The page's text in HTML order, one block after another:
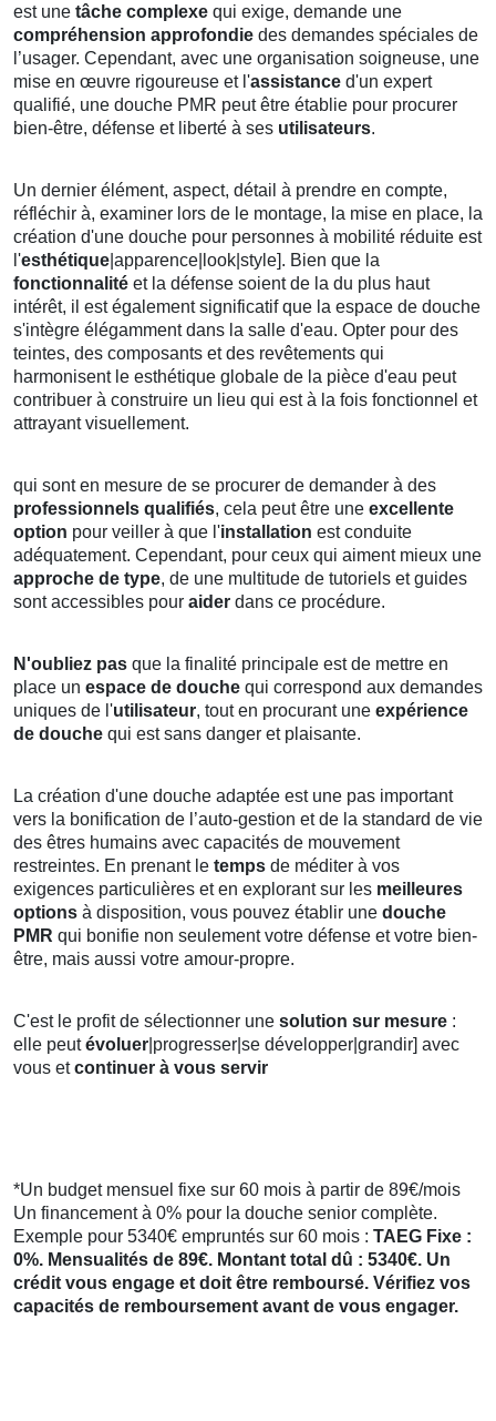
est une tâche complexe qui exige, demande une
compréhension approfondie des demandes spéciales de
l’usager. Cependant, avec une organisation soigneuse, une
mise en œuvre rigoureuse et l'assistance d'un expert
qualifié, une douche PMR peut être établie pour procurer
bien-être, défense et liberté à ses utilisateurs.
Un dernier élément, aspect, détail à prendre en compte,
réfléchir à, examiner lors de le montage, la mise en place, la
création d'une douche pour personnes à mobilité réduite est
l'esthétique |apparence|look|style]. Bien que la
fonctionnalité et la défense soient de la du plus haut
intérêt, il est également significatif que la espace de douche
s'intègre élégamment dans la salle d'eau. Opter pour des
teintes, des composants et des revêtements qui
harmonisent le esthétique globale de la pièce d'eau peut
contribuer à construire un lieu qui est à la fois fonctionnel et
attrayant visuellement.
qui sont en mesure de se procurer de demander à des
professionnels qualifiés, cela peut être une excellente
option pour veiller à que l'installation est conduite
adéquatement. Cependant, pour ceux qui aiment mieux une
approche de type, de une multitude de tutoriels et guides
sont accessibles pour aider dans ce procédure.
N'oubliez pas que la finalité principale est de mettre en
place un espace de douche qui correspond aux demandes
uniques de l'utilisateur, tout en procurant une expérience
de douche qui est sans danger et plaisante.
La création d'une douche adaptée est une pas important
vers la bonification de l’auto-gestion et de la standard de vie
des êtres humains avec capacités de mouvement
restreintes. En prenant le temps de méditer à vos
exigences particulières et en explorant sur les meilleures
options à disposition, vous pouvez établir une douche
PMR qui bonifie non seulement votre défense et votre bien-
être, mais aussi votre amour-propre.
C'est le profit de sélectionner une solution sur mesure :
elle peutévoluer |progresser|se développer|grandir] avec
vous etcontinuer à vous servir
*Un budget mensuel fixe sur 60 mois à partir de 89€/mois
Un financement à 0% pour la douche senior complète.
Exemple pour 5340€ empruntés sur 60 mois : TAEG Fixe :
0%. Mensualités de 89€. Montant total dû : 5340€. Un
crédit vous engage et doit être remboursé. Vérifiez vos
capacités de remboursement avant de vous engager.